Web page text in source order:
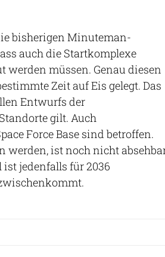
bisherigen Minuteman-
auch die Startkomplexe
müssen. Genau diesen
Zeit auf Eis gelegt. Das
Entwurfs der
gilt. Auch
Force Base sind betroffen.
werden, ist noch nicht
jedenfalls für 2036